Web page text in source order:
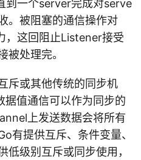
到一个server完成对serve
。被阻塞的通信操作对
，这回阻止Listener接受
被处理完。
斥或其他传统的同步机
值通信可以作为同步的
上发送数据会将所有
有提供互斥、条件变量、
低级别互斥或同步使用，